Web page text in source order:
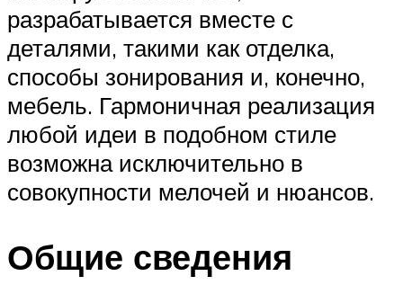
разрабатывается вместе с
деталями, такими как отделка,
способы зонирования и, конечно,
мебель. Гармоничная реализация
любой идеи в подобном стиле
возможна исключительно в
совокупности мелочей и нюансов.
Общие сведения